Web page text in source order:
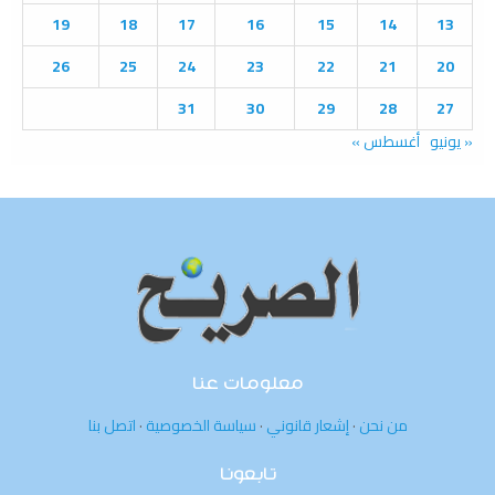
H
13
14
15
16
17
18
19
20
21
22
23
24
25
26
27
28
29
30
31
« يونيو أغسطس »
معلومات عنا
من نحن·إشعار قانوني·سياسة الخصوصية·اتصل بنا
تابعونا